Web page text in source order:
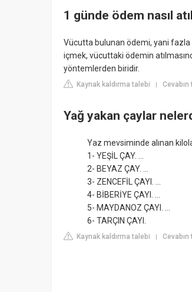
1 günde ödem nasıl
Vücutta bulunan ödemi, yani fazla
içmek, vücuttaki ödemin
yöntemlerden biridir.
Kaynak kaldırma talebi |
Yağ yakan çaylar
Yaz mevsiminde alınan
1- YEŞİL ÇAY. ...
2- BEYAZ ÇAY. ...
3- ZENCEFİL ÇAYI. ...
4- BİBERİYE ÇAYI. ...
5- MAYDANOZ ÇAYI. ...
6- TARÇIN ÇAYI.
Kaynak kaldırma talebi |